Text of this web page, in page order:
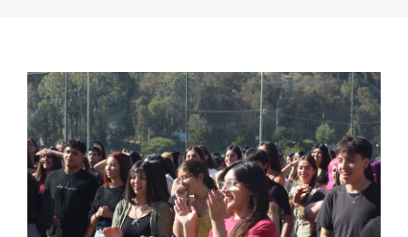
Formación Continua
Estudiantes
Académicos
Funcionarios